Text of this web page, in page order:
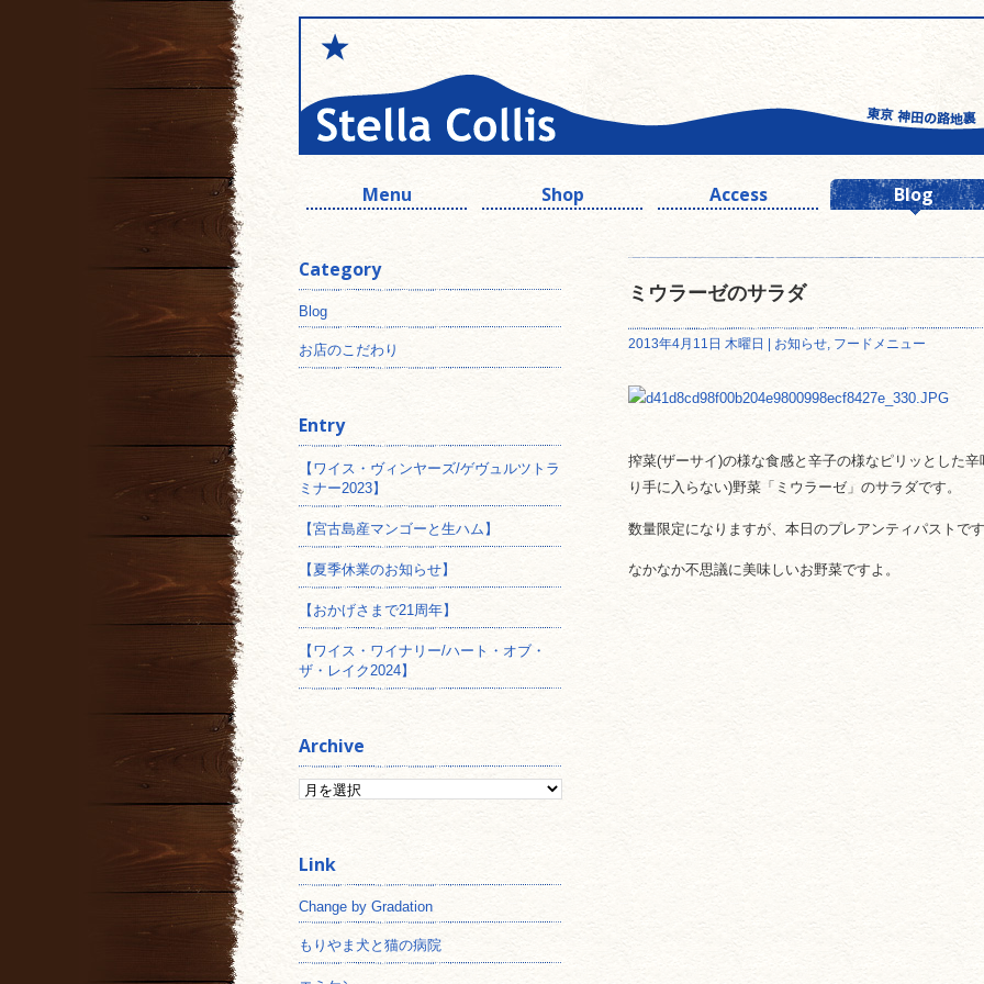
Menu Shop Access Blog
ミウラーゼのサラダ
2013年4月11日 木曜日 | お知らせ, フードメニュー
搾菜(ザーサイ)の様な食感と辛子の様なピリッとした
り手に入らない)野菜「ミウラーゼ」のサラダです。
数量限定になりますが、本日のプレアンティパストで
なかなか不思議に美味しいお野菜ですよ。
Category
Blog
お店のこだわり
Entry
【ワイス・ヴィンヤーズ/ゲヴュルツトラ
ミナー2023】
【宮古島産マンゴーと生ハム】
【夏季休業のお知らせ】
【おかげさまで21周年】
【ワイス・ワイナリー/ハート・オブ・
ザ・レイク2024】
Archive
Change by Gradation
もりやま犬と猫の病院